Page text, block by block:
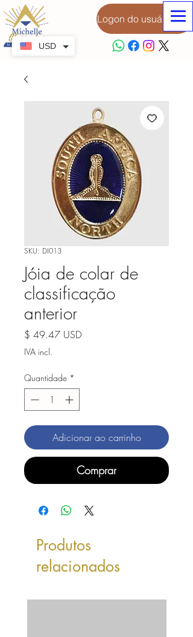
Logon do usuário
SKU: DI013
Jóia de colar de
classificação
anterior
$ 49.47 USDPreço
IVA incl.
Quantidade *
Adicionar ao carrinho
Comprar
Produtos
relacionados
USD